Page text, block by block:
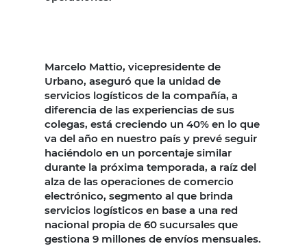
Marcelo Mattio, vicepresidente de
Urbano, aseguró que la unidad de
servicios logísticos de la compañía, a
diferencia de las experiencias de sus
colegas, está creciendo un 40% en lo que
va del año en nuestro país y prevé seguir
haciéndolo en un porcentaje similar
durante la próxima temporada, a raíz del
alza de las operaciones de comercio
electrónico, segmento al que brinda
servicios logísticos en base a una red
nacional propia de 60 sucursales que
gestiona 9 millones de envíos mensuales.